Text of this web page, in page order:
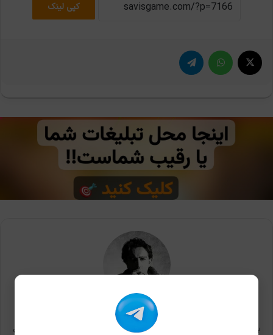
کپی لینک
رضا خلف چعباوی
به نام خدا - سلام، سابقه‌ی نوشتن بیش از 3000 مطلب گیمینگ و نویسندگی